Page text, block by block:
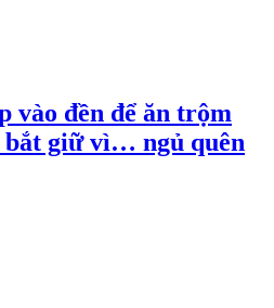
vào đền để ăn trộm
bắt giữ vì… ngủ quên